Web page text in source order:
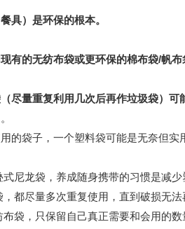
具）是环保的根本。
有的无纺布袋或更环保的棉布袋/帆
尽量重复利用几次后再作垃圾袋）可
的袋子，一个塑料袋可能是无奈但实
尼龙袋，养成随身携带的习惯是减少
都尽量多次重复使用，直到破损无法
袋，只保留自己真正需要和会用的数